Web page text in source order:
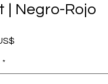
| Negro-Rojo
*